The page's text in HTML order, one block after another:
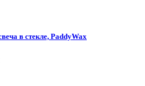
в стекле, PaddyWax